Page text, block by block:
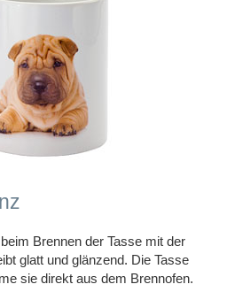
Brennen der Tasse mit der
glatt und glänzend. Die Tasse
sie direkt aus dem Brennofen.